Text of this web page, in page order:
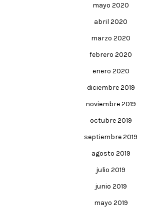
mayo 2020
abril 2020
marzo 2020
febrero 2020
enero 2020
diciembre 2019
noviembre 2019
octubre 2019
septiembre 2019
agosto 2019
julio 2019
junio 2019
mayo 2019